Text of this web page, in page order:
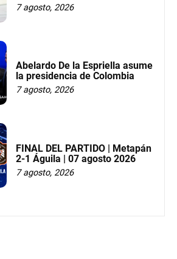
7 agosto, 2026
Abelardo De la Espriella asume
la presidencia de Colombia
7 agosto, 2026
FINAL DEL PARTIDO | Metapán
2-1 Águila | 07 agosto 2026
7 agosto, 2026